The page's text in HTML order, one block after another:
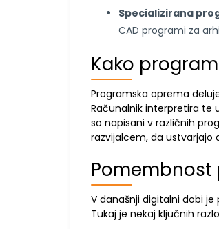
Specializirana
CAD programi za
Kako
Programska oprema
Računalnik interpretira te
so napisani v različnih
razvijalcem, da ustvarjajo
V današnji digitalni dobi
Tukaj je nekaj ključnih